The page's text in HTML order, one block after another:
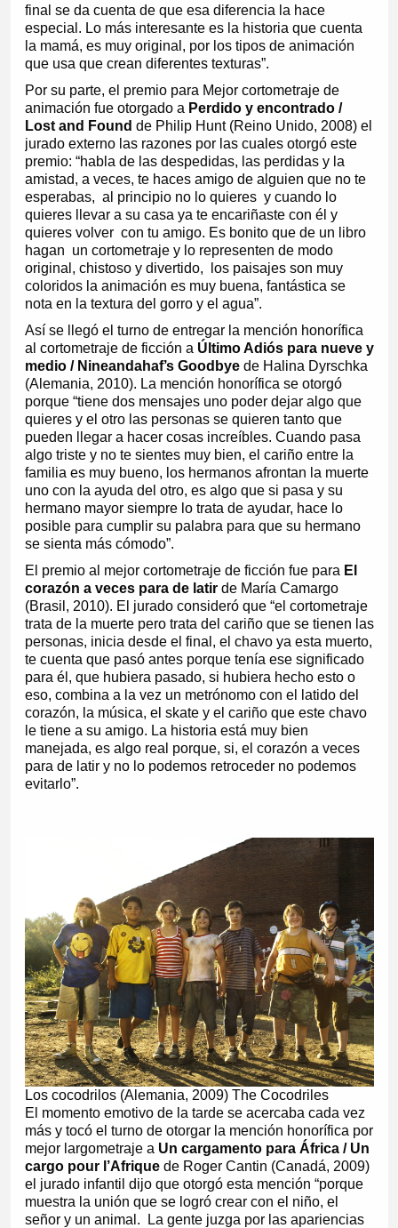
final se da cuenta de que esa diferencia la hace
especial. Lo más interesante es la historia que cuenta
la mamá, es muy original, por los tipos de animación
que usa que crean diferentes texturas”.
Por su parte, el premio para Mejor cortometraje de
animación fue otorgado a Perdido y encontrado /
Lost and Found de Philip Hunt (Reino Unido, 2008) el
jurado externo las razones por las cuales otorgó este
premio: “habla de las despedidas, las perdidas y la
amistad, a veces, te haces amigo de alguien que no te
esperabas, al principio no lo quieres y cuando lo
quieres llevar a su casa ya te encariñaste con él y
quieres volver con tu amigo. Es bonito que de un libro
hagan un cortometraje y lo representen de modo
original, chistoso y divertido, los paisajes son muy
coloridos la animación es muy buena, fantástica se
nota en la textura del gorro y el agua”.
Así se llegó el turno de entregar la mención honorífica
al cortometraje de ficción a Último Adiós para nueve y
medio / Nineandahaf’s Goodbye de Halina Dyrschka
(Alemania, 2010). La mención honorífica se otorgó
porque “tiene dos mensajes uno poder dejar algo que
quieres y el otro las personas se quieren tanto que
pueden llegar a hacer cosas increíbles. Cuando pasa
algo triste y no te sientes muy bien, el cariño entre la
familia es muy bueno, los hermanos afrontan la muerte
uno con la ayuda del otro, es algo que si pasa y su
hermano mayor siempre lo trata de ayudar, hace lo
posible para cumplir su palabra para que su hermano
se sienta más cómodo”.
El premio al mejor cortometraje de ficción fue para El
corazón a veces para de latirde María Camargo
(Brasil, 2010). El jurado consideró que “el cortometraje
trata de la muerte pero trata del cariño que se tienen las
personas, inicia desde el final, el chavo ya esta muerto,
te cuenta que pasó antes porque tenía ese significado
para él, que hubiera pasado, si hubiera hecho esto o
eso, combina a la vez un metrónomo con el latido del
corazón, la música, el skate y el cariño que este chavo
le tiene a su amigo. La historia está muy bien
manejada, es algo real porque, si, el corazón a veces
para de latir y no lo podemos retroceder no podemos
evitarlo”.
Los cocodrilos (Alemania, 2009) The Cocodriles
El momento emotivo de la tarde se acercaba cada vez
más y tocó el turno de otorgar la mención honorífica por
mejor largometraje a Un cargamento para África / Un
cargo pour l’Afriquede Roger Cantin (Canadá, 2009)
el jurado infantil dijo que otorgó esta mención “porque
muestra la unión que se logró crear con el niño, el
señor y un animal. La gente juzga por las apariencias